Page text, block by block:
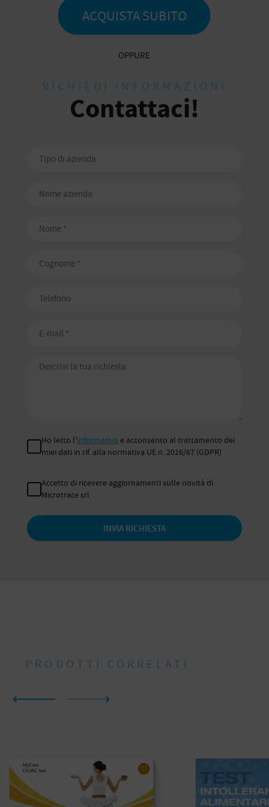
ACQUISTA SUBITO
OPPURE
RICHIEDI INFORMAZIONI
Contattaci!
Ho letto l'informativa e acconsento al trattamento dei
miei dati in rif. alla normativa UE n. 2016/67 (GDPR)
Accetto di ricevere aggiornamenti sulle novità di
Microtrace srl
PRODOTTI CORRELATI